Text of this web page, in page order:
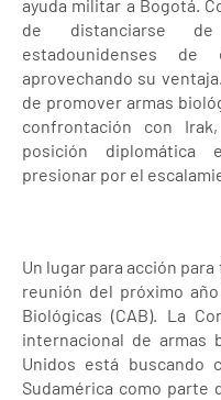
ayuda militar a Bogotá.
de distanciarse
estadounidenses de
aprovechando su
de promover armas
confrontación con
posición diplomática
presionar por el
Un lugar para acción
reunión del próximo
Biológicas (CAB). La
internacional de armas
Unidos está buscando
Sudamérica como parte